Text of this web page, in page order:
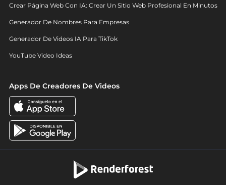
Crear Página Web Con IA: Crear Un Sitio Web Profesional En Minutos
Generador De Nombres Para Empresas
Generador De Videos IA Para TikTok
YouTube Video Ideas
Apps De Creadores De Videos